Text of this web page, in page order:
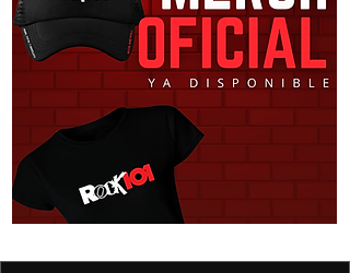
Purple Rain, el epicentro
de Prince y su
revolución